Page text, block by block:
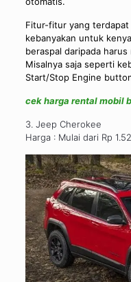
Fitur-fitur yang terdapat
kebanyakan untuk
beraspal daripada
Misalnya saja seperti
Start/Stop Engine
cek harga rental mobil
3. Jeep Cherokee
Harga : Mulai dari Rp